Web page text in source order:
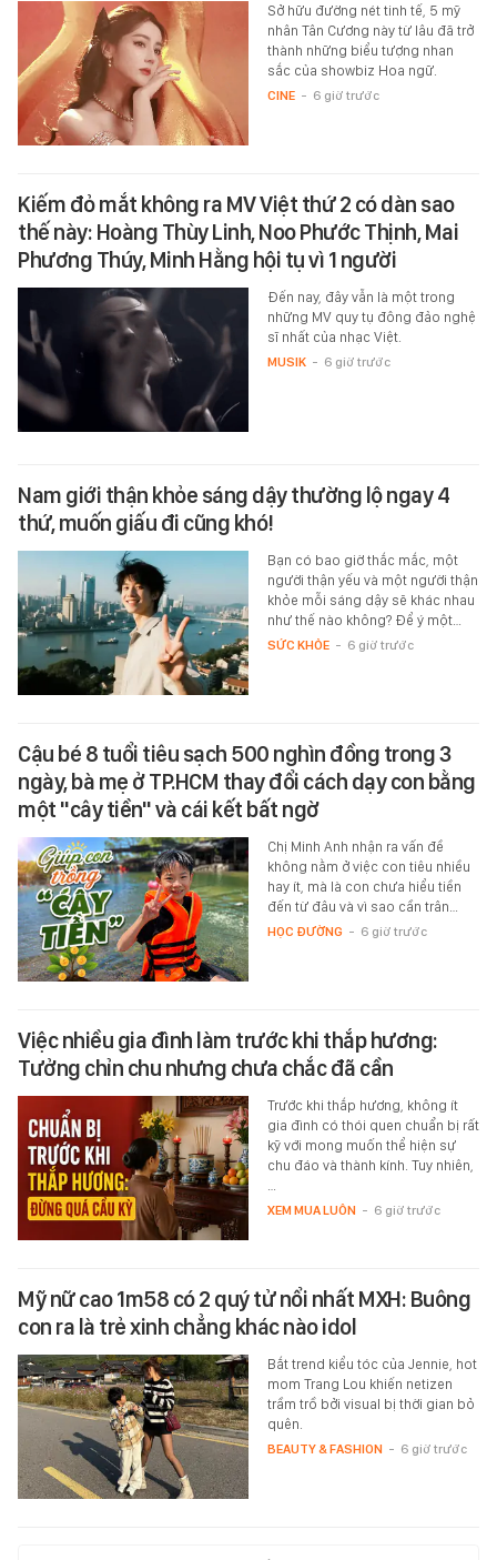
Sở hữu đường nét tinh tế, 5 mỹ
nhân Tân Cương này từ lâu đã trở
thành những biểu tượng nhan
sắc của showbiz Hoa ngữ.
CINE - 6 giờ trước
Kiếm đỏ mắt không ra MV Việt thứ 2 có dàn sao
thế này: Hoàng Thùy Linh, Noo Phước Thịnh, Mai
Phương Thúy, Minh Hằng hội tụ vì 1 người
Đến nay, đây vẫn là một trong
những MV quy tụ đông đảo nghệ
sĩ nhất của nhạc Việt.
MUSIK - 6 giờ trước
Nam giới thận khỏe sáng dậy thường lộ ngay 4
thứ, muốn giấu đi cũng khó!
Bạn có bao giờ thắc mắc, một
người thận yếu và một người thận
khỏe mỗi sáng dậy sẽ khác nhau
như thế nào không? Để ý một…
SỨC KHỎE - 6 giờ trước
Cậu bé 8 tuổi tiêu sạch 500 nghìn đồng trong 3
ngày, bà mẹ ở TP.HCM thay đổi cách dạy con bằng
một "cây tiền" và cái kết bất ngờ
Chị Minh Anh nhận ra vấn đề
không nằm ở việc con tiêu nhiều
hay ít, mà là con chưa hiểu tiền
đến từ đâu và vì sao cần trân…
HỌC ĐƯỜNG - 6 giờ trước
Việc nhiều gia đình làm trước khi thắp hương:
Tưởng chỉn chu nhưng chưa chắc đã cần
Trước khi thắp hương, không ít
gia đình có thói quen chuẩn bị rất
kỹ với mong muốn thể hiện sự
chu đáo và thành kính. Tuy nhiên,
XEM MUA LUÔN - 6 giờ trước
Mỹ nữ cao 1m58 có 2 quý tử nổi nhất MXH: Buông
con ra là trẻ xinh chẳng khác nào idol
Bắt trend kiểu tóc của Jennie, hot
mom Trang Lou khiến netizen
trầm trồ bởi visual bị thời gian bỏ
quên.
BEAUTY & FASHION - 6 giờ trước